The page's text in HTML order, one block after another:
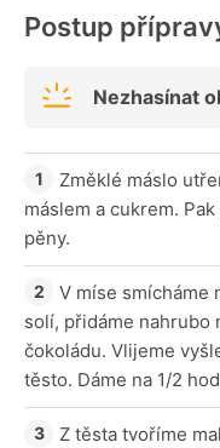
Postup
Nezhasínat
Změklé máslo
máslem a cukrem.
pěny.
V míse smícháme
solí, přidáme nahrubo
čokoládu. Vlijeme
těsto. Dáme na 1/2
Z těsta tvoříme